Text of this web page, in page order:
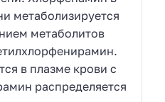
метаболизируется
метаболитов
в плазме крови с
распределяется